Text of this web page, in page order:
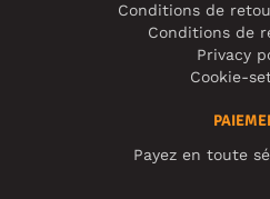
Conditions de
Conditions de
Privacy
Cookie-
Payez en toute